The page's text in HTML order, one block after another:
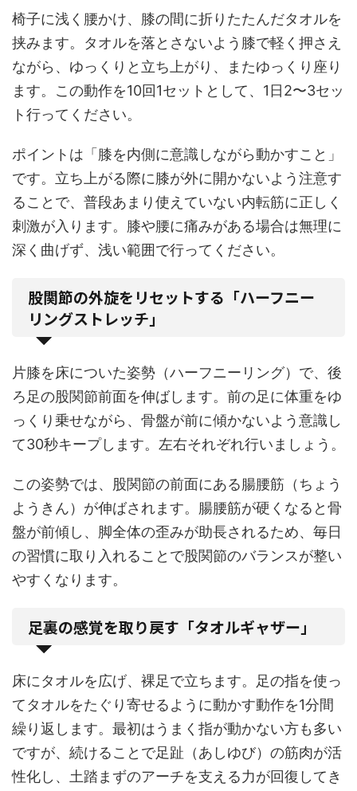
椅子に浅く腰かけ、膝の間に折りたたんだタオルを
挟みます。タオルを落とさないよう膝で軽く押さえ
ながら、ゆっくりと立ち上がり、またゆっくり座り
ます。この動作を10回1セットとして、1日2〜3セッ
ト行ってください。
ポイントは「膝を内側に意識しながら動かすこと」
です。立ち上がる際に膝が外に開かないよう注意す
ることで、普段あまり使えていない内転筋に正しく
刺激が入ります。膝や腰に痛みがある場合は無理に
深く曲げず、浅い範囲で行ってください。
股関節の外旋をリセットする「ハーフニー
リングストレッチ」
片膝を床についた姿勢（ハーフニーリング）で、後
ろ足の股関節前面を伸ばします。前の足に体重をゆ
っくり乗せながら、骨盤が前に傾かないよう意識し
て30秒キープします。左右それぞれ行いましょう。
この姿勢では、股関節の前面にある腸腰筋（ちょう
ようきん）が伸ばされます。腸腰筋が硬くなると骨
盤が前傾し、脚全体の歪みが助長されるため、毎日
の習慣に取り入れることで股関節のバランスが整い
やすくなります。
足裏の感覚を取り戻す「タオルギャザー」
床にタオルを広げ、裸足で立ちます。足の指を使っ
てタオルをたぐり寄せるように動かす動作を1分間
繰り返します。最初はうまく指が動かない方も多い
ですが、続けることで足趾（あしゆび）の筋肉が活
性化し、土踏まずのアーチを支える力が回復してき